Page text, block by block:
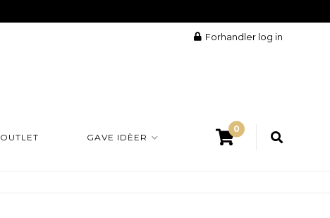
Forhandler log in
OUTLET GAVE IDÈER
0